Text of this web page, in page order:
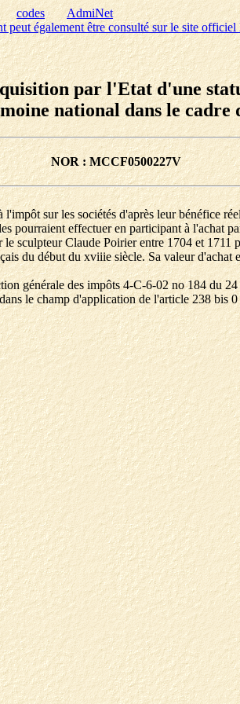
codes
AdmiNet
peut également être consulté sur le site
par l'Etat d'une
national dans le cadre
NOR : MCCF0500227V
sur les sociétés d'après leur bénéfice
pourraient effectuer en participant à l'achat
sculpteur Claude Poirier entre 1704 et
du début du xviiie siècle. Sa valeur d'achat
générale des impôts 4-C-6-02 no 184 du
le champ d'application de l'article 238 bis